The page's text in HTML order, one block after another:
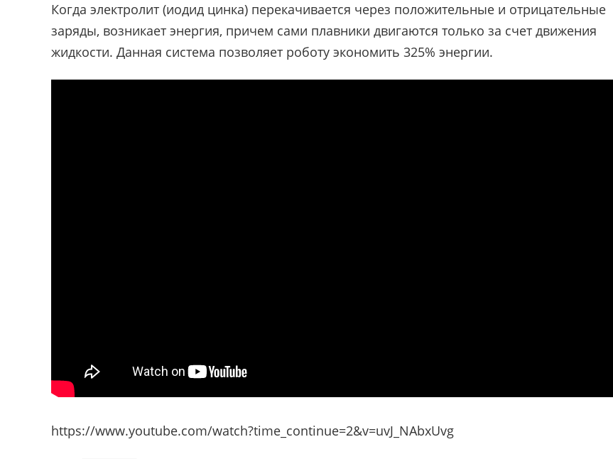
Когда электролит (иодид цинка) перекачивается через положительные и отрицательные
заряды, возникает энергия, причем сами плавники двигаются только за счет движения
жидкости. Данная система позволяет роботу экономить 325% энергии.
https://www.youtube.com/watch?time_continue=2&v=uvJ_NAbxUvg